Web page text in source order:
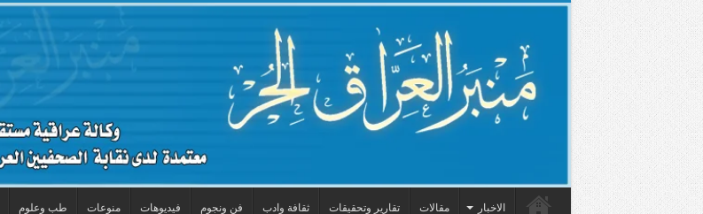
الاخبار مقالات تقارير وتحقيقات ثقافة وادب فن ونجوم فيديوهات منوعات طب وعلوم